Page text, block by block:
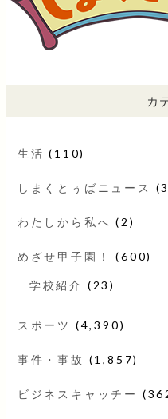
カ
生活 (110)
しまくとぅばニュース
わたしから私へ (2)
めざせ甲子園！ (600)
学校紹介 (23)
スポーツ (4,390)
事件・事故 (1,857)
ビジネスキャッチー